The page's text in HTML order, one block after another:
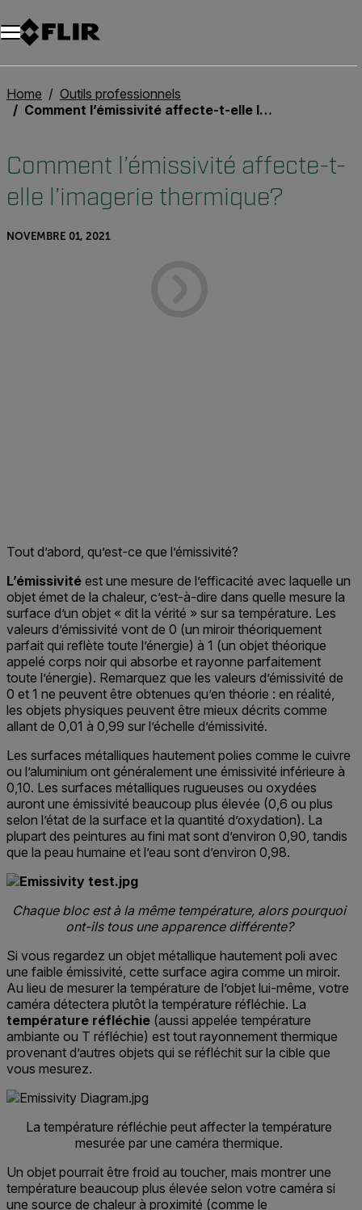
Unread messages
Modèle
Supprimer
articles
article
Ajouter au panier
Ajouté au panier
Home
Outils professionnels
Comment l’émissivité affecte-t-elle l’imagerie thermique?
Comment l’émissivité affecte-t-
elle l’imagerie thermique?
NOVEMBRE 01, 2021
Tout d’abord, qu’est-ce que l’émissivité?
L’émissivité est une mesure de l’efficacité avec laquelle un
objet émet de la chaleur, c’est-à-dire dans quelle mesure la
surface d’un objet « dit la vérité » sur sa température. Les
valeurs d’émissivité vont de 0 (un miroir théoriquement
parfait qui reflète toute l’énergie) à 1 (un objet théorique
appelé corps noir qui absorbe et rayonne parfaitement
toute l’énergie). Remarquez que les valeurs d’émissivité de
0 et 1 ne peuvent être obtenues qu’en théorie : en réalité,
les objets physiques peuvent être mieux décrits comme
allant de 0,01 à 0,99 sur l’échelle d’émissivité.
Les surfaces métalliques hautement polies comme le cuivre
ou l’aluminium ont généralement une émissivité inférieure à
0,10. Les surfaces métalliques rugueuses ou oxydées
auront une émissivité beaucoup plus élevée (0,6 ou plus
selon l’état de la surface et la quantité d’oxydation). La
plupart des peintures au fini mat sont d’environ 0,90, tandis
que la peau humaine et l’eau sont d’environ 0,98.
Chaque bloc est à la même température, alors pourquoi
ont-ils tous une apparence différente?
Si vous regardez un objet métallique hautement poli avec
une faible émissivité, cette surface agira comme un miroir.
Au lieu de mesurer la température de l’objet lui-même, votre
caméra détectera plutôt la température réfléchie. La
température réfléchie (aussi appelée température
ambiante ou T réfléchie) est tout rayonnement thermique
provenant d’autres objets qui se réfléchit sur la cible que
vous mesurez.
La température réfléchie peut affecter la température
mesurée par une caméra thermique.
Un objet pourrait être froid au toucher, mais montrer une
température beaucoup plus élevée selon votre caméra si
une source de chaleur à proximité (comme le